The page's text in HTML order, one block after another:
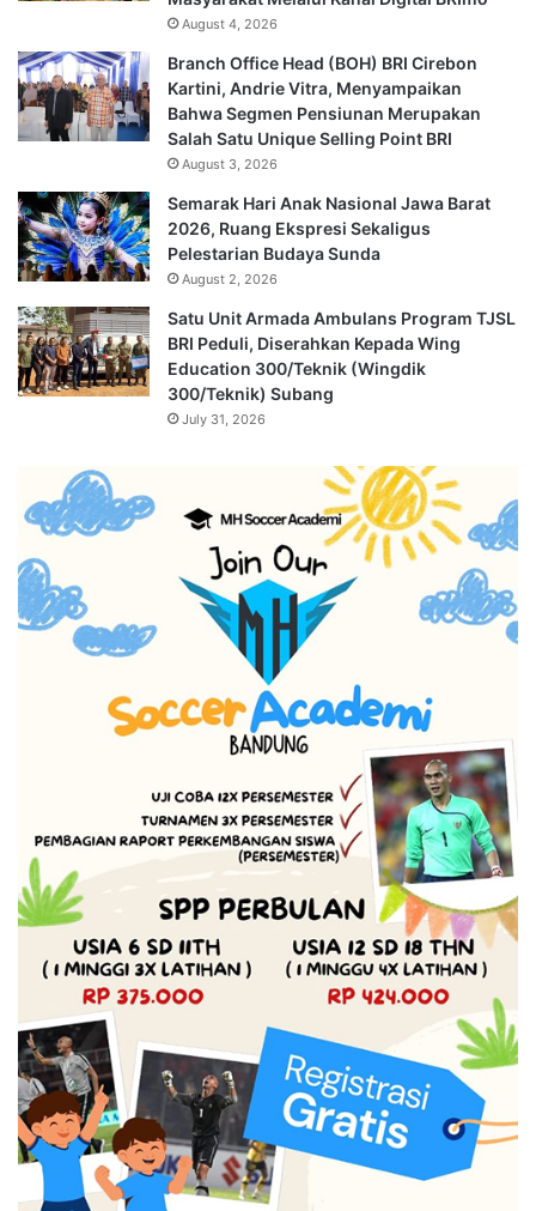
August 4, 2026
Branch Office Head (BOH) BRI Cirebon
Kartini, Andrie Vitra, Menyampaikan
Bahwa Segmen Pensiunan Merupakan
Salah Satu Unique Selling Point BRI
August 3, 2026
Semarak Hari Anak Nasional Jawa Barat
2026, Ruang Ekspresi Sekaligus
Pelestarian Budaya Sunda
August 2, 2026
Satu Unit Armada Ambulans Program TJSL
BRI Peduli, Diserahkan Kepada Wing
Education 300/Teknik (Wingdik
300/Teknik) Subang
July 31, 2026